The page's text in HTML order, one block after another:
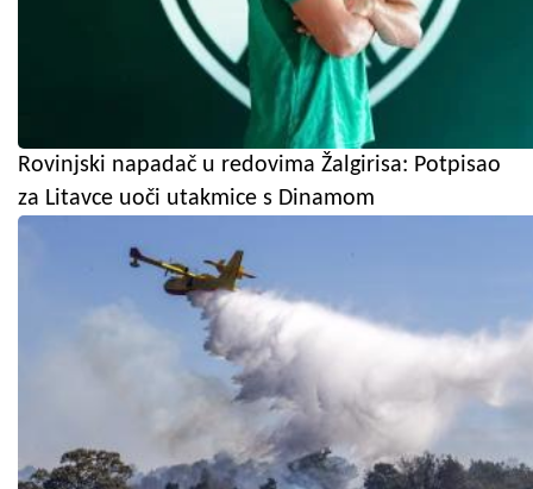
Rovinjski napadač u redovima Žalgirisa: Potpisao
za Litavce uoči utakmice s Dinamom